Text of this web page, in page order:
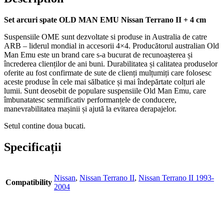
Set arcuri spate OLD MAN EMU Nissan Terrano II + 4 cm
Suspensiile OME sunt dezvoltate si produse in Australia de catre
ARB – liderul mondial in accesorii 4×4. Producătorul australian Old
Man Emu este un brand care s-a bucurat de recunoașterea și
încrederea clienților de ani buni. Durabilitatea și calitatea produselor
oferite au fost confirmate de sute de clienți mulțumiți care folosesc
aceste produse în cele mai sălbatice și mai îndepărtate colțuri ale
lumii. Sunt deosebit de populare suspensiile Old Man Emu, care
îmbunatatesc semnificativ performanțele de conducere,
manevrabilitatea mașinii și ajută la evitarea derapajelor.
Setul contine doua bucati.
Specificații
Compatibility
Nissan, Nissan Terrano II, Nissan Terrano II 1993-
2004